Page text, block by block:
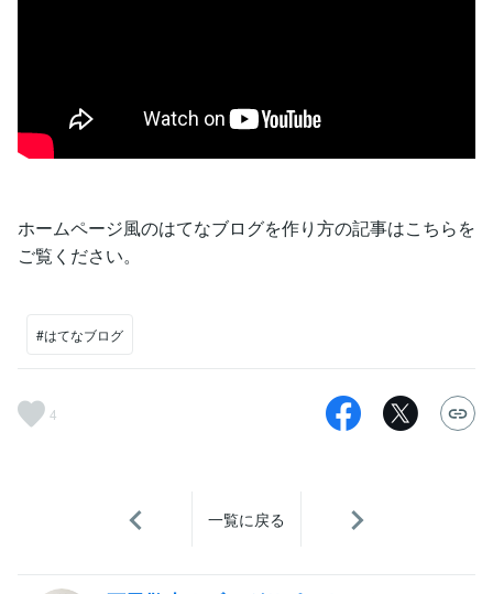
ホームページ風のはてなブログを作り方の記事はこちらを
ご覧ください。
#はてなブログ
4
一覧に戻る